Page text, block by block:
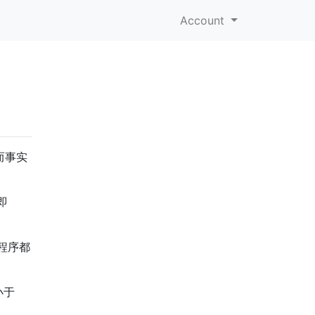
Account
事实
序都
于